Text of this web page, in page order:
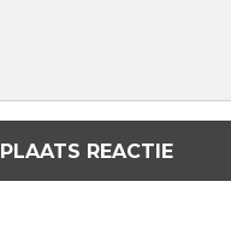
PLAATS REACTIE